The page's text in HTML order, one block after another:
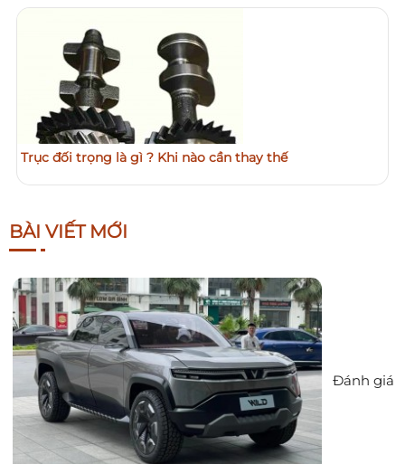
Trục đối trọng là gì ? Khi nào cần thay thế
BÀI VIẾT MỚI
Đánh giá